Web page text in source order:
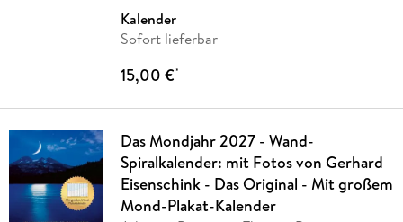
Kalender
Sofort lieferbar
15,00 €*
Das Mondjahr 2027 - Wand-
Spiralkalender: mit Fotos von Gerhard
Eisenschink - Das Original - Mit großem
Mond-Plakat-Kalender